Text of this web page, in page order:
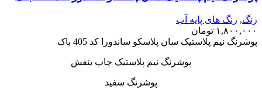
رنگ, رنگ‌ های پایه آب
۱,۸۰۰,۰۰۰ تومان
پوشرنگ نیم پلاستیک سان پلاسکو ساندورا کد 405 باک
پوشرنگ نیم پلاستیک چاپ بنفش
پوشرنگ سفید